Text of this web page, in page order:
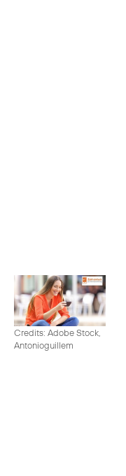
Credits: Adobe Stock,
Antonioguillem